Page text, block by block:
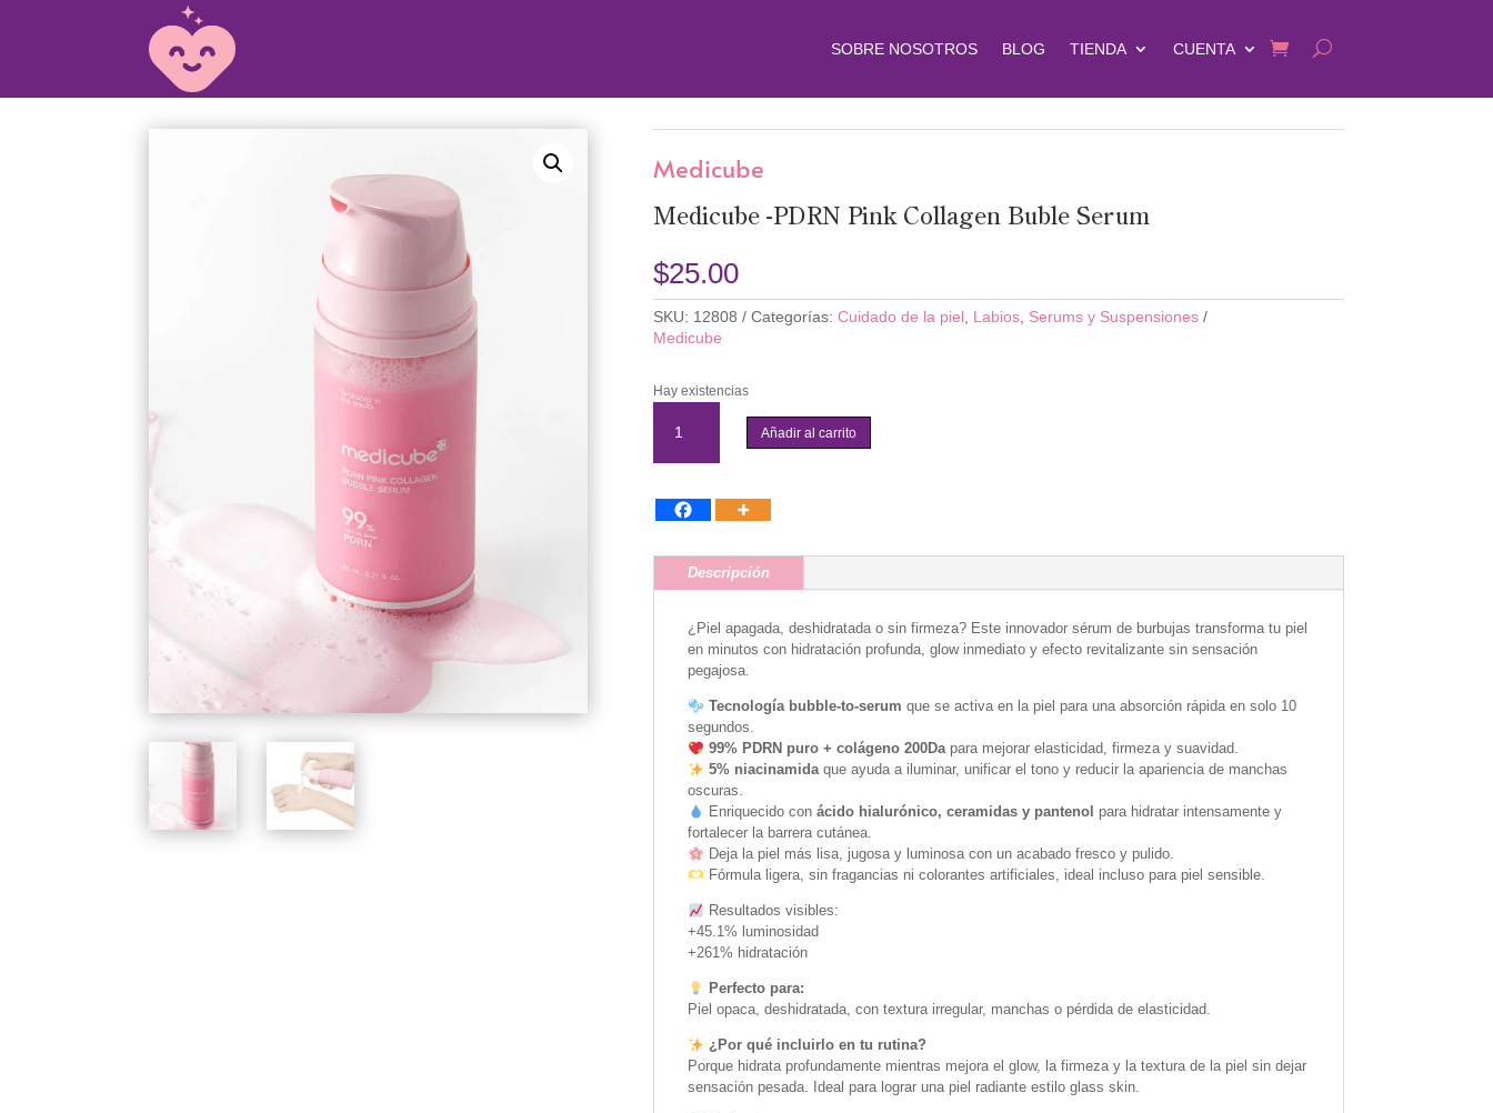
SOBRE NOSOTROS BLOG TIENDA CUENTA
Medicube
Medicube -PDRN Pink Collagen Buble Serum
$25.00
SKU: 12808 Categorías:Cuidado de la piel Labios Serums y Suspensiones
Medicube
Hay existencias
Collagen
Buble
cantidad
Añadir al carrito
Descripción
¿Piel apagada, deshidratada o sin firmeza? Este innovador sérum de burbujas transforma tu piel
en minutos con hidratación profunda, glow inmediato y efecto revitalizante sin sensación
pegajosa.
Tecnología bubble-to-serum que se activa en la piel para una absorción rápida en solo 10
segundos.
99% PDRN puro + colágeno 200Dapara mejorar elasticidad, firmeza y suavidad.
5% niacinamidaque ayuda a iluminar, unificar el tono y reducir la apariencia de manchas
oscuras.
Enriquecido con ácido hialurónico, ceramidas y pantenol para hidratar intensamente y
fortalecer la barrera cutánea.
Deja la piel más lisa, jugosa y luminosa con un acabado fresco y pulido.
Fórmula ligera, sin fragancias ni colorantes artificiales, ideal incluso para piel sensible.
Resultados visibles:
+45.1% luminosidad
+261% hidratación
Perfecto para:
Piel opaca, deshidratada, con textura irregular, manchas o pérdida de elasticidad.
¿Por qué incluirlo en tu rutina?
Porque hidrata profundamente mientras mejora el glow, la firmeza y la textura de la piel sin dejar
sensación pesada. Ideal para lograr una piel radiante estilo glass skin.